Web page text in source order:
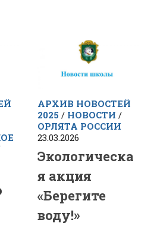
АРХИВ НОВОСТЕЙ
2025 / НОВОСТИ /
ОРЛЯТА РОССИИ
23.03.2026
Экологическа
я акция
«Берегите
воду!»